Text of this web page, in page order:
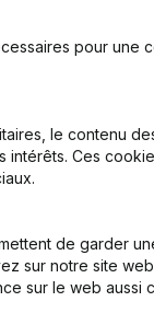
Coordination,
pour
le contenu
intérêts. Ces
de garder
sur notre site
sur le web aussi